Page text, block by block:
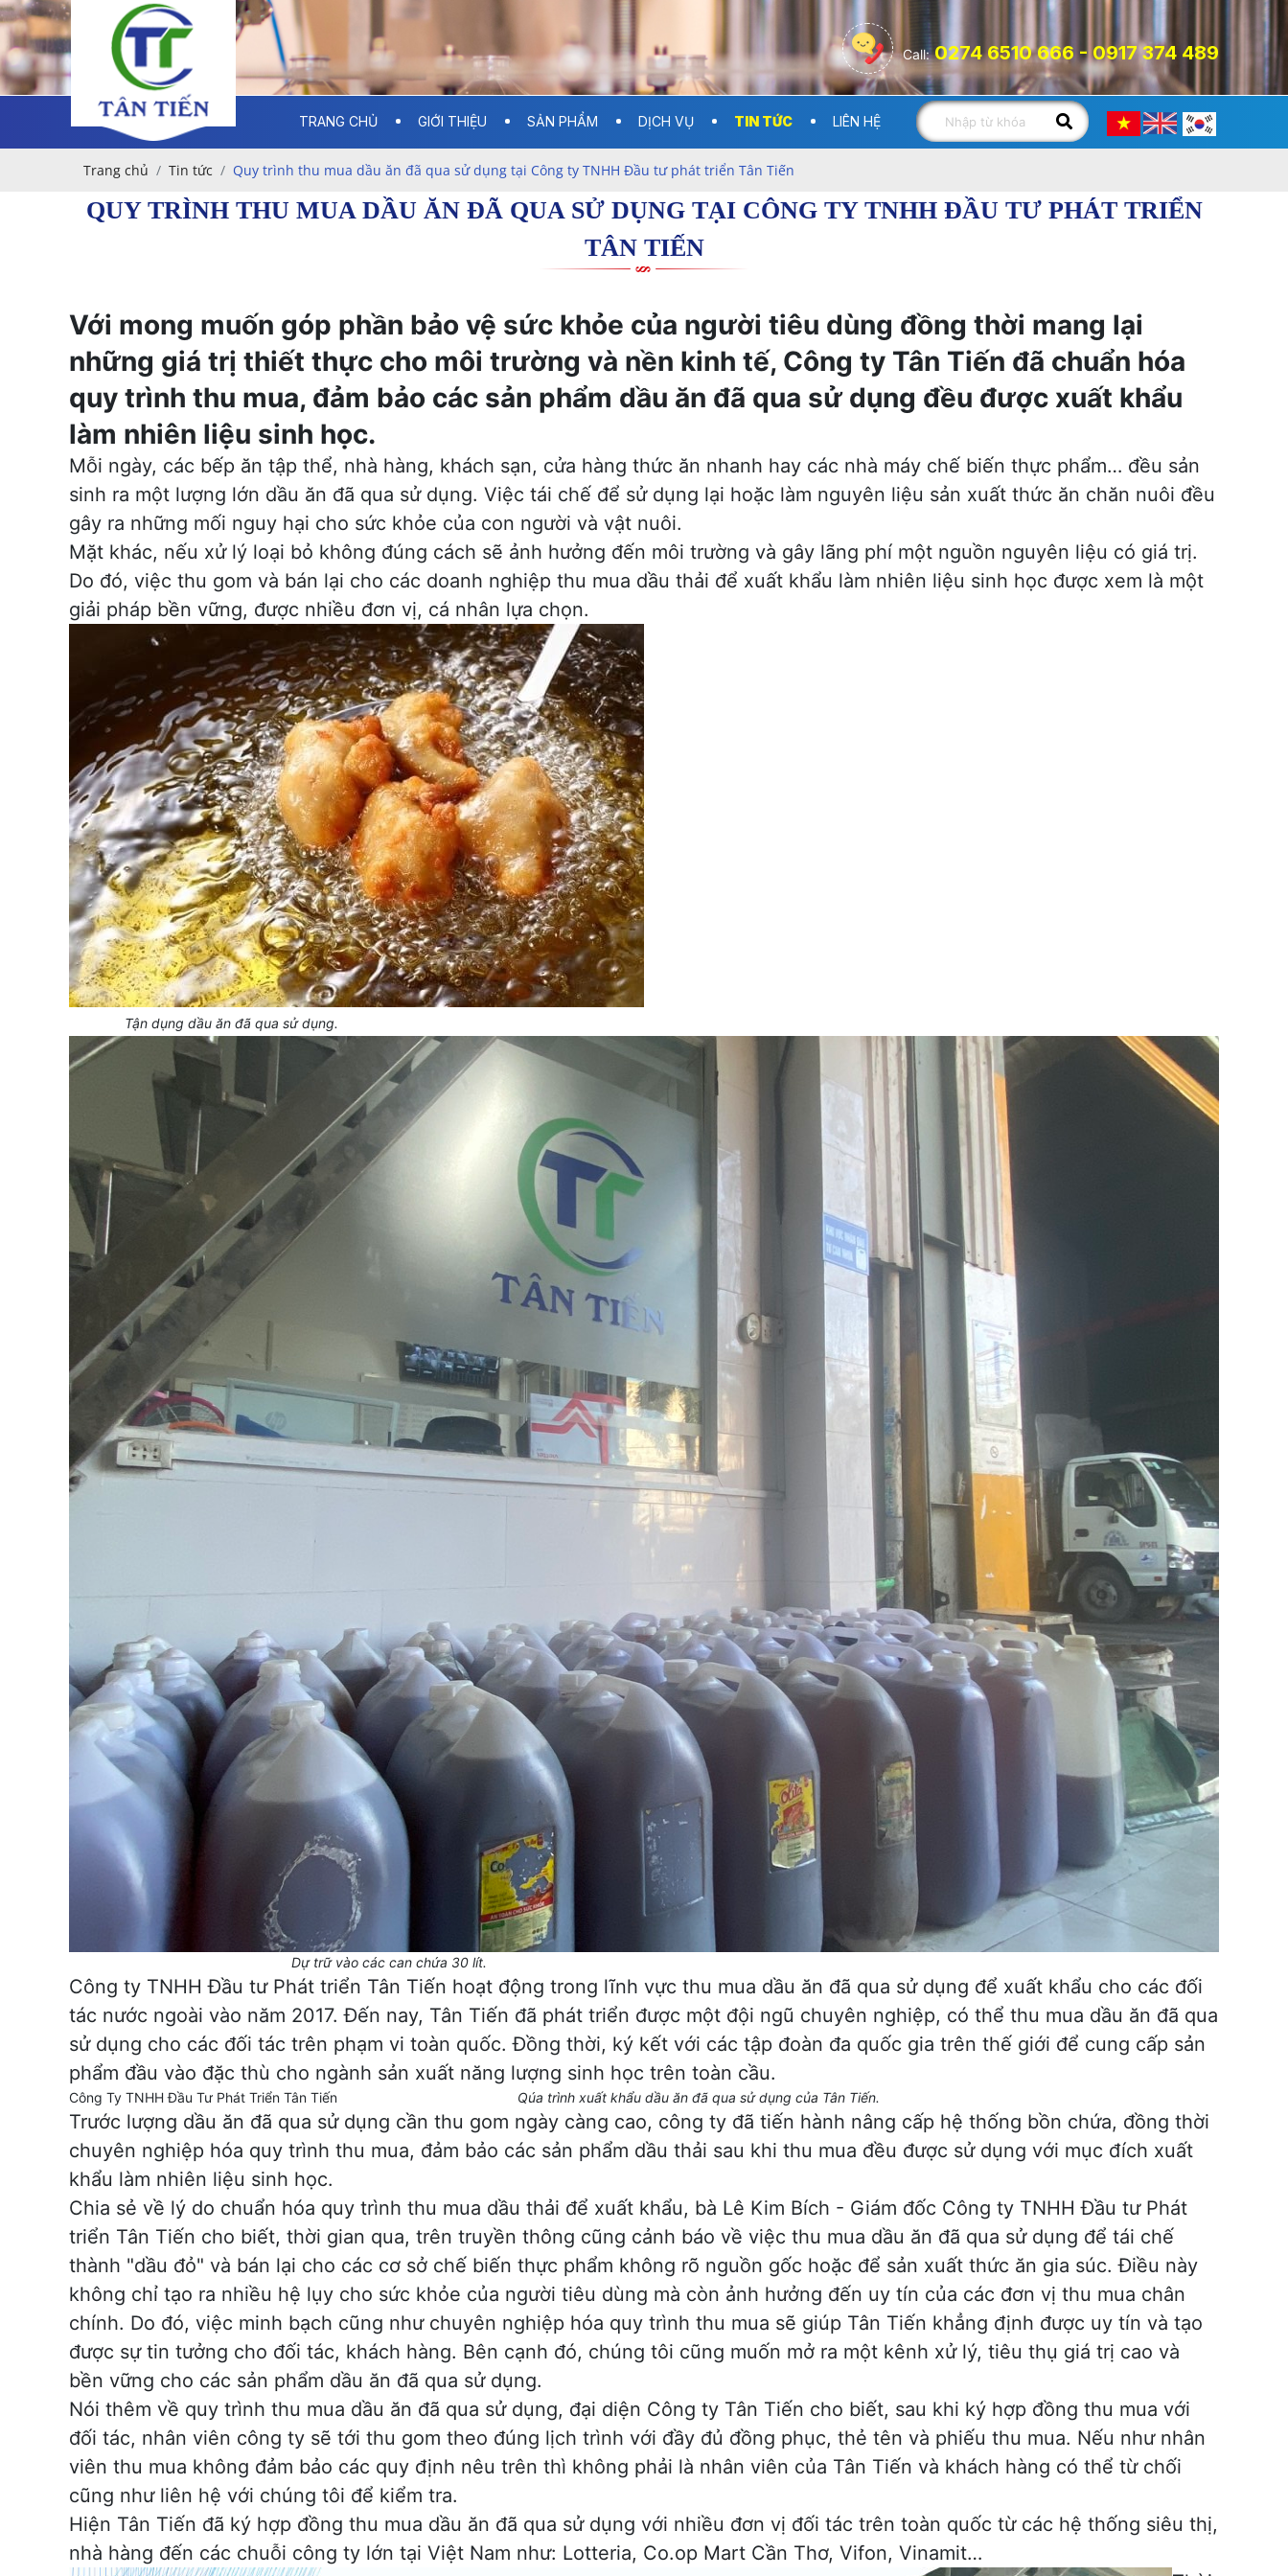
Call: 0274 6510 666 - 0917 374 489
TRANG CHỦ GIỚI THIỆU SẢN PHẨM DỊCH VỤ TIN TỨC LIÊN HỆ
Trang chủ Tin tức Quy trình thu mua dầu ăn đã qua sử dụng tại Công ty TNHH Đầu tư phát triển Tân Tiến
QUY TRÌNH THU MUA DẦU ĂN ĐÃ QUA SỬ DỤNG TẠI CÔNG TY TNHH ĐẦU TƯ PHÁT TRIỂN
TÂN TIẾN
Với mong muốn góp phần bảo vệ sức khỏe của người tiêu dùng đồng thời mang lại
những giá trị thiết thực cho môi trường và nền kinh tế, Công ty Tân Tiến đã chuẩn hóa
quy trình thu mua, đảm bảo các sản phẩm dầu ăn đã qua sử dụng đều được xuất khẩu
làm nhiên liệu sinh học.
Mỗi ngày, các bếp ăn tập thể, nhà hàng, khách sạn, cửa hàng thức ăn nhanh hay các nhà máy chế biến thực phẩm… đều sản
sinh ra một lượng lớn dầu ăn đã qua sử dụng. Việc tái chế để sử dụng lại hoặc làm nguyên liệu sản xuất thức ăn chăn nuôi đều
gây ra những mối nguy hại cho sức khỏe của con người và vật nuôi.
Mặt khác, nếu xử lý loại bỏ không đúng cách sẽ ảnh hưởng đến môi trường và gây lãng phí một nguồn nguyên liệu có giá trị.
Do đó, việc thu gom và bán lại cho các doanh nghiệp thu mua dầu thải để xuất khẩu làm nhiên liệu sinh học được xem là một
giải pháp bền vững, được nhiều đơn vị, cá nhân lựa chọn.
Tận dụng dầu ăn đã qua sử dụng.
Dự trữ vào các can chứa 30 lít.
Công ty TNHH Đầu tư Phát triển Tân Tiến hoạt động trong lĩnh vực thu mua dầu ăn đã qua sử dụng để xuất khẩu cho các đối
tác nước ngoài vào năm 2017. Đến nay, Tân Tiến đã phát triển được một đội ngũ chuyên nghiệp, có thể thu mua dầu ăn đã qua
sử dụng cho các đối tác trên phạm vi toàn quốc. Đồng thời, ký kết với các tập đoàn đa quốc gia trên thế giới để cung cấp sản
phẩm đầu vào đặc thù cho ngành sản xuất năng lượng sinh học trên toàn cầu.
Qúa trình xuất khẩu dầu ăn đã qua sử dụng của Tân Tiến.
Trước lượng dầu ăn đã qua sử dụng cần thu gom ngày càng cao, công ty đã tiến hành nâng cấp hệ thống bồn chứa, đồng thời
chuyên nghiệp hóa quy trình thu mua, đảm bảo các sản phẩm dầu thải sau khi thu mua đều được sử dụng với mục đích xuất
khẩu làm nhiên liệu sinh học.
Chia sẻ về lý do chuẩn hóa quy trình thu mua dầu thải để xuất khẩu, bà Lê Kim Bích - Giám đốc Công ty TNHH Đầu tư Phát
triển Tân Tiến cho biết, thời gian qua, trên truyền thông cũng cảnh báo về việc thu mua dầu ăn đã qua sử dụng để tái chế
thành "dầu đỏ" và bán lại cho các cơ sở chế biến thực phẩm không rõ nguồn gốc hoặc để sản xuất thức ăn gia súc. Điều này
không chỉ tạo ra nhiều hệ lụy cho sức khỏe của người tiêu dùng mà còn ảnh hưởng đến uy tín của các đơn vị thu mua chân
chính. Do đó, việc minh bạch cũng như chuyên nghiệp hóa quy trình thu mua sẽ giúp Tân Tiến khẳng định được uy tín và tạo
được sự tin tưởng cho đối tác, khách hàng. Bên cạnh đó, chúng tôi cũng muốn mở ra một kênh xử lý, tiêu thụ giá trị cao và
bền vững cho các sản phẩm dầu ăn đã qua sử dụng.
Nói thêm về quy trình thu mua dầu ăn đã qua sử dụng, đại diện Công ty Tân Tiến cho biết, sau khi ký hợp đồng thu mua với
đối tác, nhân viên công ty sẽ tới thu gom theo đúng lịch trình với đầy đủ đồng phục, thẻ tên và phiếu thu mua. Nếu như nhân
viên thu mua không đảm bảo các quy định nêu trên thì không phải là nhân viên của Tân Tiến và khách hàng có thể từ chối
cũng như liên hệ với chúng tôi để kiểm tra.
Hiện Tân Tiến đã ký hợp đồng thu mua dầu ăn đã qua sử dụng với nhiều đơn vị đối tác trên toàn quốc từ các hệ thống siêu thị,
nhà hàng đến các chuỗi công ty lớn tại Việt Nam như: Lotteria, Co.op Mart Cần Thơ, Vifon, Vinamit…